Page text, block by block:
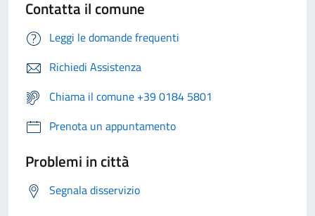
Contatta il comune
Leggi le domande frequenti
Richiedi Assistenza
Chiama il comune +39 0184 5801
Prenota un appuntamento
Problemi in città
Segnala disservizio